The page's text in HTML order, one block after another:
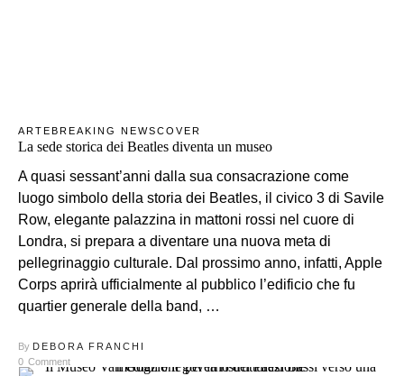
ARTEBREAKING NEWSCOVER
La sede storica dei Beatles diventa un museo
A quasi sessant’anni dalla sua consacrazione come
luogo simbolo della storia dei Beatles, il civico 3 di Savile
Row, elegante palazzina in mattoni rossi nel cuore di
Londra, si prepara a diventare una nuova meta di
pellegrinaggio culturale. Dal prossimo anno, infatti, Apple
Corps aprirà ufficialmente al pubblico l’edificio che fu
quartier generale della band, …
By DEBORA FRANCHI
0 Comment